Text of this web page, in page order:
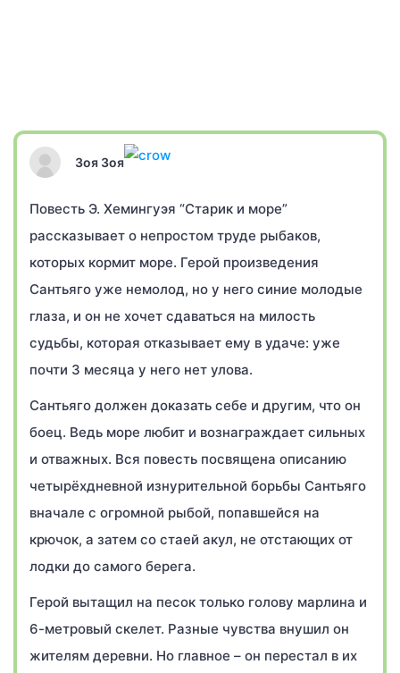
Зоя Зоя
Повесть Э. Хемингуэя “Старик и море”
рассказывает о непростом труде рыбаков,
которых кормит море. Герой произведения
Сантьяго уже немолод, но у него синие молодые
глаза, и он не хочет сдаваться на милость
судьбы, которая отказывает ему в удаче: уже
почти 3 месяца у него нет улова.
Сантьяго должен доказать себе и другим, что он
боец. Ведь море любит и вознаграждает сильных
и отважных. Вся повесть посвящена описанию
четырёхдневной изнурительной борьбы Сантьяго
вначале с огромной рыбой, попавшейся на
крючок, а затем со стаей акул, не отстающих от
лодки до самого берега.
Герой вытащил на песок только голову марлина и
6-метровый скелет. Разные чувства внушил он
жителям деревни. Но главное – он перестал в их